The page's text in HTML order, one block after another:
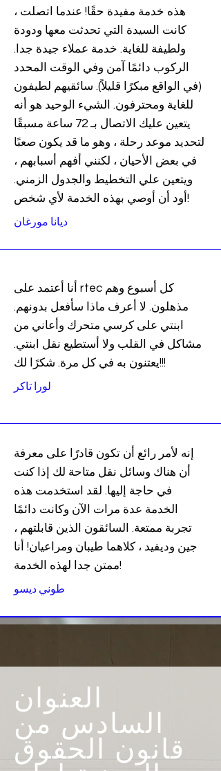
هذه خدمة مفيدة حقًا! عندما اتصلت ،
كانت السيدة التي تحدثت معها ودودة
ولطيفة للغاية. خدمة عملاء جيدة جدا.
الركوب دائمًا آمن وفي الوقت المحدد
(في الواقع مبكرًا قليلاً). سائقيهم لطيفون
للغاية ومحترفون. الشيء الوحيد هو أنه
يتعين عليك الاتصال بـ 72 ساعة مسبقًا
لتحديد موعد رحلة ، وهو ما قد يكون صعبًا
في بعض الأحيان ، لكنني أفهم أسبابهم ،
ويتعين علي التخطيط والجدول الزمني.
أود أن أوصي بهذه الخدمة لأي شخص!
ديانا مورغان
أنا أعتمد على rtec كل أسبوع وهم
مذهلون. لا أعرف ماذا سأفعل بدونهم.
ابنتي على كرسي متحرك وأعاني من
مشاكل في القلب ولا أستطيع نقل ابنتي.
يعتنون به في كل مرة. شكرًا لك!!!
لورا تاكر
إنه لأمر رائع أن تكون قادرًا على معرفة
أن هناك وسائل نقل متاحة لك إذا كنت
في حاجة إليها. لقد استخدمت هذه
الخدمة عدة مرات الآن وكانت دائمًا
تجربة ممتعة. السائقون الذين قابلتهم ،
جين وديفيد ، كلاهما طيبان ومراعيان! أنا
ممتن جدا لهذه الخدمة!
طوني ديسو
العنوان
السادس من
قانون الحقوق